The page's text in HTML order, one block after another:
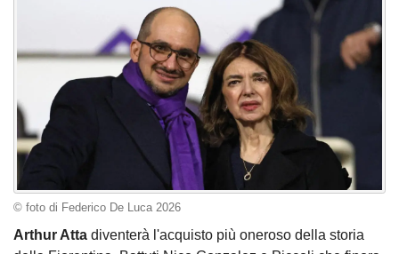
© foto di Federico De Luca 2026
Arthur Atta diventerà l'acquisto più oneroso della storia